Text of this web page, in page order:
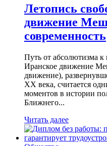
Летопись
движение
современность
Путь от абсолютизма
Иранское движение
движение),
XX века, считается
моментов в истории
Ближнего...
Читать далее